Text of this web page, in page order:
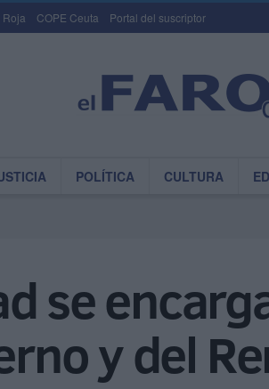
Roja COPE Ceuta Portal del suscriptor
POLÍTICA CULTURA
se
y del